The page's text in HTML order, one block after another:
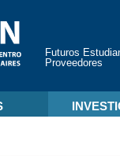
Futuros
Proveedores